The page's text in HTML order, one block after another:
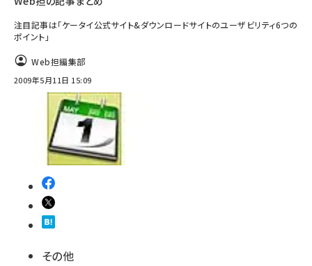
注目記事は「ケータイ公式サイト&ダウンロードサイトのユーザビリティ6つの
ポイント」
Web担編集部
2009年5月11日 15:09
その他